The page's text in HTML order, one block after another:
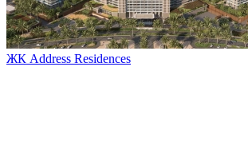
ЖК Address Residences